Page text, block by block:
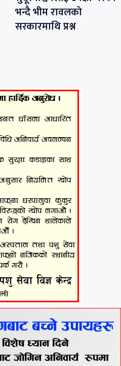
भन्दै भीम रावलको
सरकारमाथि प्रश्न